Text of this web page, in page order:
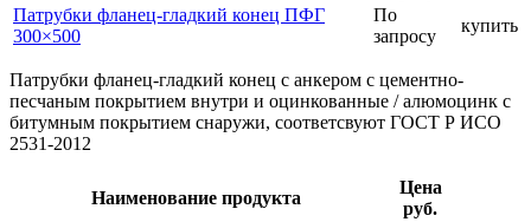
Патрубки фланец-гладкий конец ПФГ
300×500
По
запросу
купить
Патрубки фланец-гладкий конец с анкером с цементно-
песчаным покрытием внутри и оцинкованные / алюмоцинк с
битумным покрытием снаружи, соответсвуют ГОСТ Р ИСО
2531-2012
Наименование продукта
Цена
руб.